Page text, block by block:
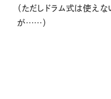
（ただしドラム式は使え
が……）